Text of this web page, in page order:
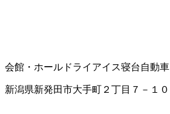
会館・ホール ドライアイス寝台自動車
新潟県新発田市大手町２丁目７－１０